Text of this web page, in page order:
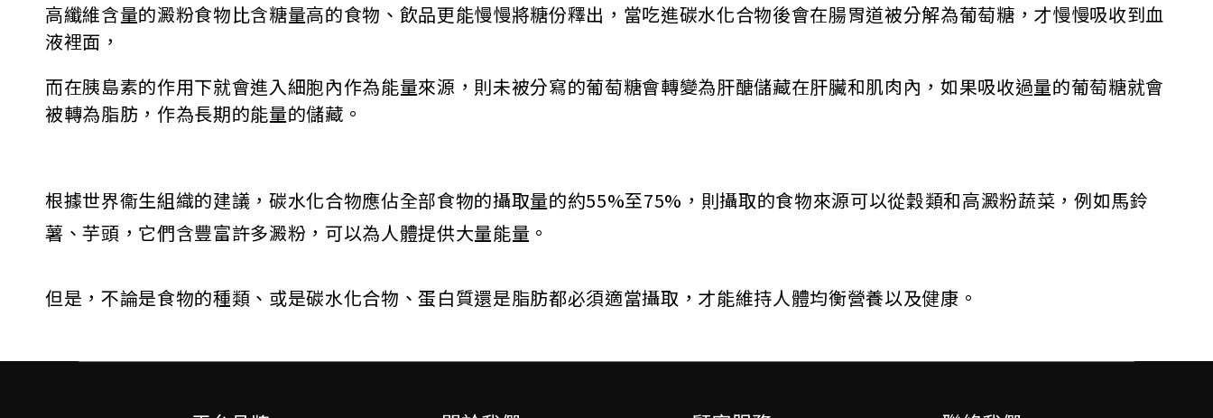
高纖維含量的澱粉食物比含糖量高的食物、飲品更能慢慢將糖份釋出，當吃進碳水化合物後會在腸胃道被分解為葡萄糖，才慢慢吸收到血
液裡面，
而在胰島素的作用下就會進入細胞內作為能量來源，則未被分寫的葡萄糖會轉變為肝醣儲藏在肝臟和肌肉內，如果吸收過量的葡萄糖就會
被轉為脂肪，作為長期的能量的儲藏。
根據世界衞生組織的建議，碳水化合物應佔全部食物的攝取量的約55%至75%，則攝取的食物來源可以從穀類和高澱粉蔬菜，例如馬鈴
薯、芋頭，它們含豐富許多澱粉，可以為人體提供大量能量。
但是，不論是食物的種類、或是碳水化合物、蛋白質還是脂肪都必須適當攝取，才能維持人體均衡營養以及健康。